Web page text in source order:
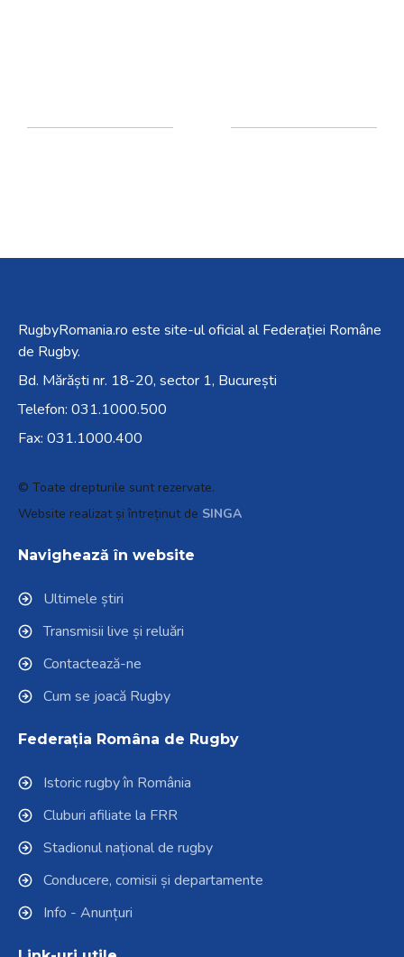
RugbyRomania.ro este site-ul oficial al Federației Române
de Rugby.
Bd. Mărăști nr. 18-20, sector 1, București
Telefon: 031.1000.500
Fax: 031.1000.400
© Toate drepturile sunt rezervate.
Website realizat și întreținut de SINGA
Navighează în website
Ultimele știri
Transmisii live și reluări
Contactează-ne
Cum se joacă Rugby
Federația Româna de Rugby
Istoric rugby în România
Cluburi afiliate la FRR
Stadionul național de rugby
Conducere, comisii și departamente
Info - Anunțuri